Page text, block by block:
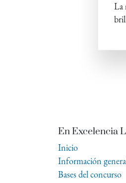
La
En Excelencia
Inicio
Información
Bases del concurso